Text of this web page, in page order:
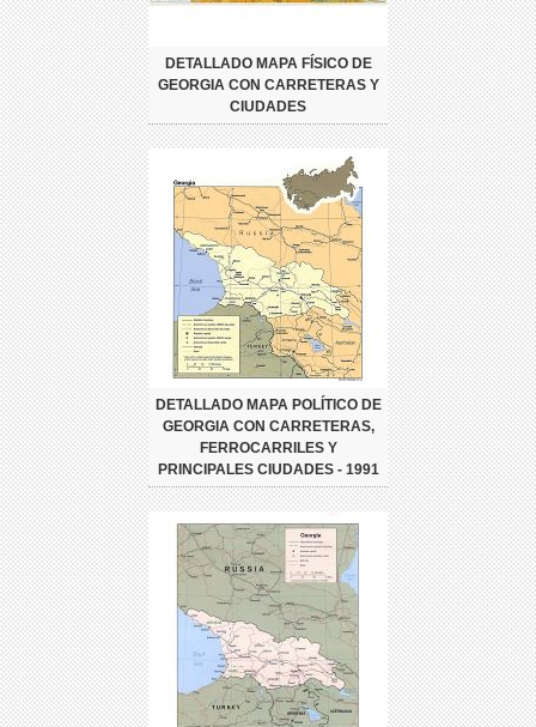
DETALLADO MAPA FÍSICO DE
GEORGIA CON CARRETERAS Y
CIUDADES
DETALLADO MAPA POLÍTICO DE
GEORGIA CON CARRETERAS,
FERROCARRILES Y
PRINCIPALES CIUDADES - 1991